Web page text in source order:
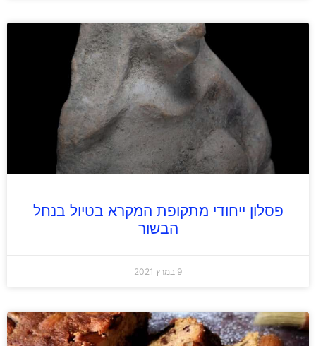
פסלון ייחודי מתקופת המקרא בטיול בנחל
הבשור
9 במרץ 2021